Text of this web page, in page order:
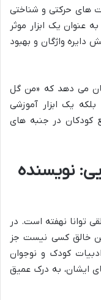
های حرکتی و شناختی
عنوان یک ابزار موثر
دایره واژگان و بهبود
می دهد که «من گل
یک ابزار آموزشی
کودکان در جنبه های
نویسنده
توانا نهفته است. در
خالق کسی نیست جز
کودک و نوجوان
ایشان، به درک عمیق